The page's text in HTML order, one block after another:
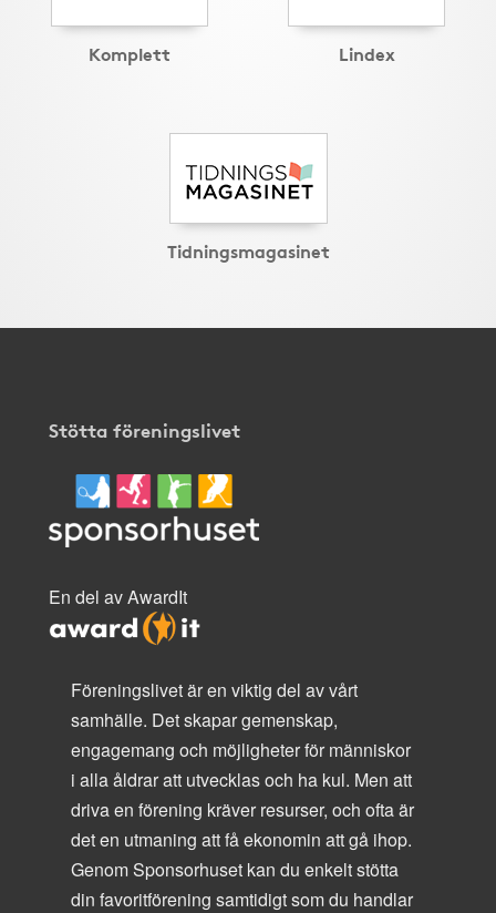
Komplett Lindex
Tidningsmagasinet
Stötta föreningslivet
En del av AwardIt
Föreningslivet är en viktig del av vårt
samhälle. Det skapar gemenskap,
engagemang och möjligheter för människor
i alla åldrar att utvecklas och ha kul. Men att
driva en förening kräver resurser, och ofta är
det en utmaning att få ekonomin att gå ihop.
Genom Sponsorhuset kan du enkelt stötta
din favoritförening samtidigt som du handlar